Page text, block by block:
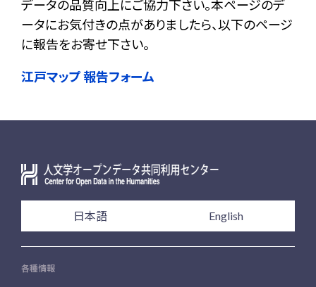
データの品質向上にご協力下さい。本ページのデ
ータにお気付きの点がありましたら、以下のページ
に報告をお寄せ下さい。
江戸マップ 報告フォーム
日本語 English
各種情報